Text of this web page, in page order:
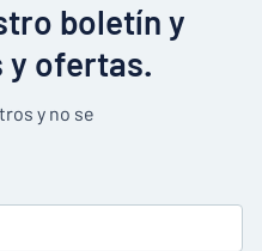
boletín y
y ofertas.
y no se